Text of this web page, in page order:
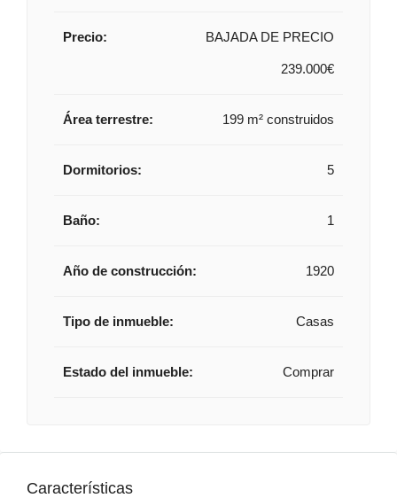
Precio: BAJADA DE PRECIO
239.000€
Área terrestre: 199 m² construidos
Dormitorios: 5
Baño: 1
Año de construcción: 1920
Tipo de inmueble: Casas
Estado del inmueble: Comprar
Características